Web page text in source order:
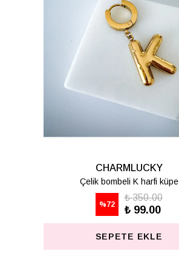
CHARMLUCKY
Çelik bombeli Z harfi küpe
%72
₺ 350.00
₺ 99.00
SEPETE EKLE